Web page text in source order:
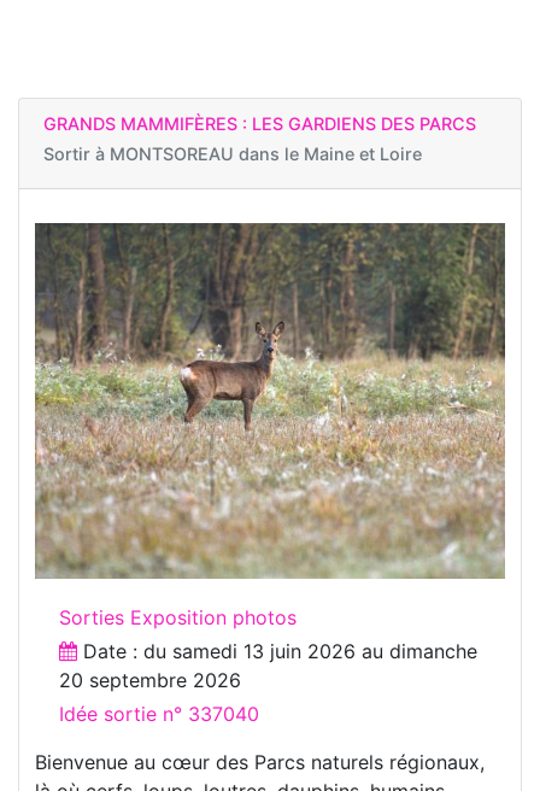
GRANDS MAMMIFÈRES : LES GARDIENS DES PARCS
Sortir à MONTSOREAU dans le Maine et Loire
Sorties Exposition photos
Date : du samedi 13 juin 2026 au dimanche
20 septembre 2026
Idée sortie n° 337040
Bienvenue au cœur des Parcs naturels régionaux,